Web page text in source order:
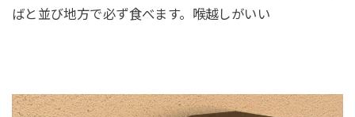
ばと並び地方で必ず食べます。喉越しがいい